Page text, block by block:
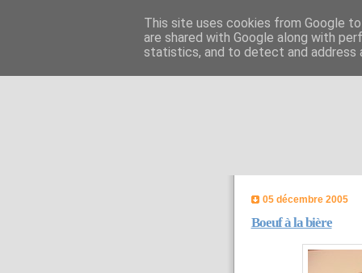
05 décembre 2005
Boeuf à la bière
This site uses cookies from Google
are shared with Google along with
statistics, and to detect and address